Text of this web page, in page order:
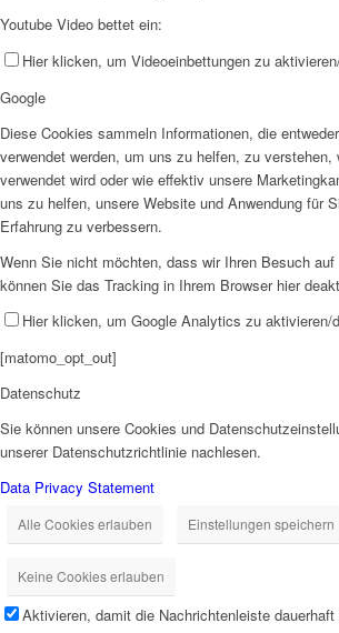
Youtube Video bettet ein:
Hier klicken, um Videoeinbettungen zu
Google
Diese Cookies sammeln Informationen, die
verwendet werden, um uns zu helfen, zu verstehen,
verwendet wird oder wie effektiv unsere
uns zu helfen, unsere Website und Anwendung für
Erfahrung zu verbessern.
Wenn Sie nicht möchten, dass wir Ihren Besuch
können Sie das Tracking in Ihrem Browser hier
Hier klicken, um Google Analytics zu aktivieren/
[matomo_opt_out]
Datenschutz
Sie können unsere Cookies und
unserer Datenschutzrichtlinie nachlesen.
Data Privacy Statement
Alle Cookies erlauben Einstellungen speichern
Keine Cookies erlauben
Aktivieren, damit die Nachrichtenleiste